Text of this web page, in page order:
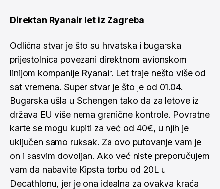
Direktan Ryanair let iz Zagreba
Odlična stvar je što su hrvatska i bugarska
prijestolnica povezani direktnom avionskom
linijom kompanije Ryanair. Let traje nešto više od
sat vremena. Super stvar je što je od 01.04.
Bugarska ušla u Schengen tako da za letove iz
država EU više nema granične kontrole. Povratne
karte se mogu kupiti za već od 40€, u njih je
uključen samo ruksak. Za ovo putovanje vam je
on i sasvim dovoljan. Ako već niste preporučujem
vam da nabavite Kipsta torbu od 20L u
Decathlonu, jer je ona idealna za ovakva kraća